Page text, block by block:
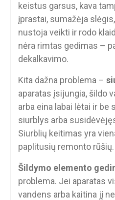
keistus garsus, kava
įprastai, sumažėja
nustoja veikti ir rodo
nėra rimtas gedimas –
dekalkavimo.
Kita dažna problema –
aparatas įsijungia, šildo
arba eina labai lėtai ir be
siurblys arba
Siurblių keitimas yra
paplitusių remonto rūšių.
Šildymo elemento
problema. Jei aparatas
vandens arba kaitina jį